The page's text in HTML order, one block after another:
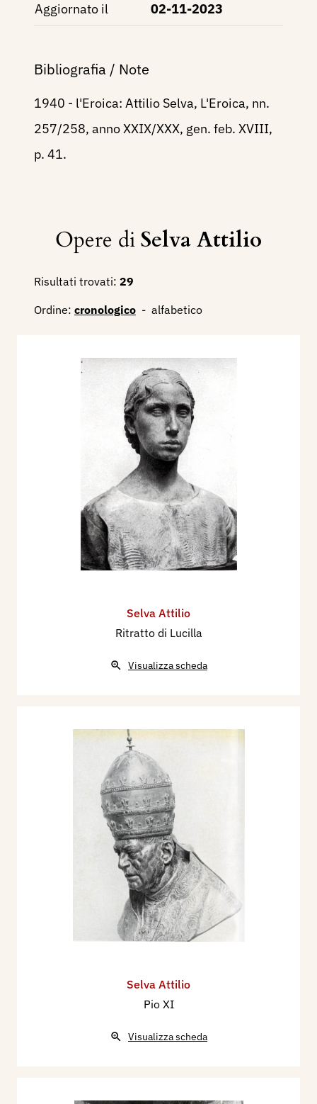
Aggiornato il
02-11-2023
Bibliografia / Note
1940 - l'Eroica: Attilio Selva, L'Eroica, nn.
257/258, anno XXIX/XXX, gen. feb. XVIII,
p. 41.
Opere diSelva Attilio
Risultati trovati: 29
Ordine: cronologico - alfabetico
Selva Attilio
Ritratto di Lucilla
Visualizza scheda
Selva Attilio
Pio XI
Visualizza scheda